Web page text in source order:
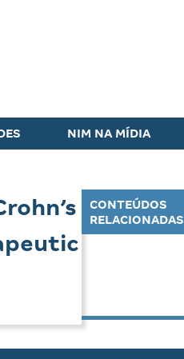
NIM NA MÍDIA
CONTEÚDOS
RELACIONADAS